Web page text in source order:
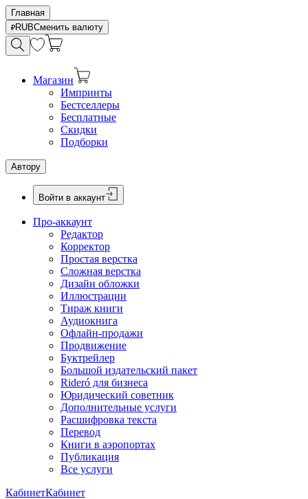
Главная
RUBСменить валюту
Магазин
Импринты
Бестселлеры
Бесплатные
Скидки
Подборки
Автору
Войти в аккаунт
Про-аккаунт
Редактор
Корректор
Простая верстка
Сложная верстка
Дизайн обложки
Иллюстрации
Тираж книги
Аудиокнига
Офлайн-продажи
Продвижение
Буктрейлер
Большой издательский пакет
Rideró для бизнеса
Юридический советник
Дополнительные услуги
Расшифровка текста
Перевод
Книги в аэропортах
Публикация
Все услуги
КабинетКабинет